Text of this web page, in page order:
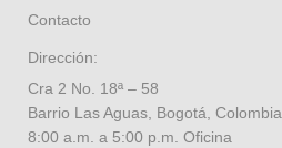
Contacto
Dirección:
Cra 2 No. 18ª – 58
Barrio Las Aguas, Bogotá, Colombia
8:00 a.m. a 5:00 p.m. Oficina